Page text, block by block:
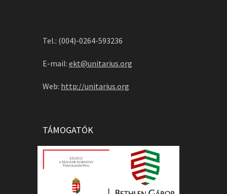
Tel.: (004)-0264-593236
E-mail: ekt@unitarius.org
Web: http://unitarius.org
TÁMOGATÓK